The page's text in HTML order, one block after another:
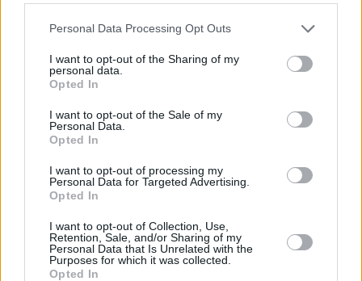
Please note that this website/app uses one or more Google
not limited to your visit or usage behaviour. You may click to
grant or deny consent to Google and its third-party tags to
use your data for below specified purposes in below Google
consent section.
Personal Data Processing Opt Outs
I want to opt-out of the Sharing of my
personal data.
Opted In
I want to opt-out of the Sale of my
Personal Data.
Opted In
I want to opt-out of processing my
Personal Data for Targeted Advertising.
Opted In
I want to opt-out of Collection, Use,
Retention, Sale, and/or Sharing of my
Personal Data that Is Unrelated with the
Purposes for which it was collected.
Opted In